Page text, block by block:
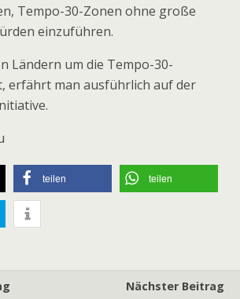
Tempo-30-Zonen ohne große
einzuführen.
Ländern um die Tempo-30-
erfährt man ausführlich auf der
teilen teilen
Nächster Beitrag